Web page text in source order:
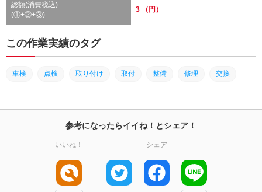
総額(消費税込)
(①+②+③)
3 （円）
この作業実績のタグ
車検 点検 取り付け 取付 整備 修理 交換
参考になったらイイね！とシェア！
いいね！ シェア